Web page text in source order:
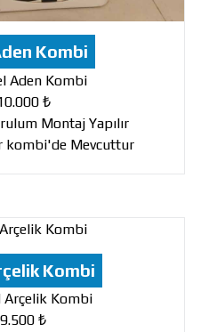
Kombi
Aden Kombi
₺
Montaj Yapılır
kombi'de Mevcuttur
Kombi
Arçelik Kombi
9.500 ₺